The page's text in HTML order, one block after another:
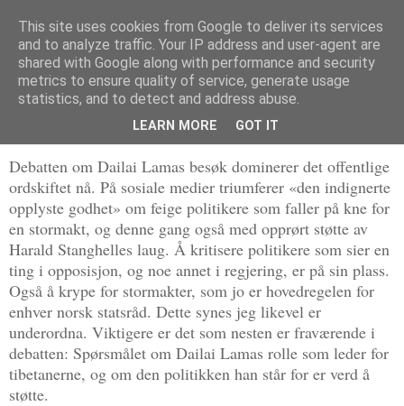
Politikus
tirsdag 29. april 2014
Dailai Lama – tibetanernes mann?
Debatten om Dailai Lamas besøk dominerer det offentlige
ordskiftet nå. På sosiale medier triumferer «den indignerte
opplyste godhet» om feige politikere som faller på kne for
en stormakt, og denne gang også med opprørt støtte av
Harald Stanghelles laug. Å kritisere politikere som sier en
ting i opposisjon, og noe annet i regjering, er på sin plass.
Også å krype for stormakter, som jo er hovedregelen for
enhver norsk statsråd. Dette synes jeg likevel er
underordna. Viktigere er det som nesten er fraværende i
debatten: Spørsmålet om Dailai Lamas rolle som leder for
tibetanerne, og om den politikken han står for er verd å
støtte.
This site uses cookies from Google to deliver its services
and to analyze traffic. Your IP address and user-agent are
shared with Google along with performance and security
metrics to ensure quality of service, generate usage
statistics, and to detect and address abuse.
LEARN MORE GOT IT